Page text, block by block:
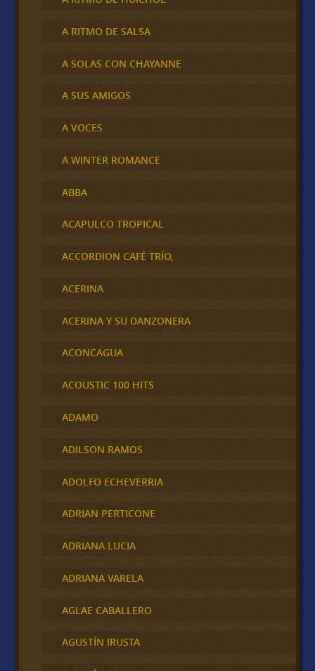
A RITMO DE SALSA
A SOLAS CON CHAYANNE
A SUS AMIGOS
A VOCES
A WINTER ROMANCE
ABBA
ACAPULCO TROPICAL
ACCORDION CAFÉ TRÍO,
ACERINA
ACERINA Y SU DANZONERA
ACONCAGUA
ACOUSTIC 100 HITS
ADAMO
ADILSON RAMOS
ADOLFO ECHEVERRIA
ADRIAN PERTICONE
ADRIANA LUCIA
ADRIANA VARELA
AGLAE CABALLERO
AGUSTÍN IRUSTA